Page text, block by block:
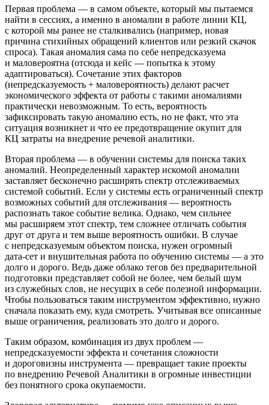
Первая проблема — в самом объекте, который мы пытаемся
найти в сессиях, а именно в аномалии в работе линии КЦ,
с которой мы ранее не сталкивались (например, новая
причина стихийных обращений клиентов или резкий скачок
спроса). Такая аномалия сама по себе непредсказуема
и маловероятна (отсюда и кейс — попытка к этому
адаптироваться). Сочетание этих факторов
(непредсказуемость + маловероятность) делают расчет
экономического эффекта от работы с такими аномалиями
практически невозможным. То есть, вероятность
зафиксировать такую аномалию есть, но не факт, что эта
ситуация возникнет и что ее предотвращение окупит для
КЦ затраты на внедрение речевой аналитики.
Вторая проблема — в обучении системы для поиска таких
аномалий. Неопределенный характер искомой аномалии
заставляет бесконечно расширять спектр отслеживаемых
системой событий. Если у системы есть ограниченный спектр
возможных событий для отслеживания — вероятность
распознать такое событие велика. Однако, чем сильнее
мы расширяем этот спектр, тем сложнее отличать события
друг от друга и тем выше вероятность ошибки. В случае
с непредсказуемым объектом поиска, нужен огромный
дата-сет и внушительная работа по обучению системы — а это
долго и дорого. Ведь даже облако тегов без предварительной
подготовки представляет собой не более, чем белый шум
из служебных слов, не несущих в себе полезной информации.
Чтобы пользоваться таким инструментом эффективно, нужно
сначала показать ему, куда смотреть. Учитывая все описанные
выше ограничения, реализовать это долго и дорого.
Таким образом, комбинация из двух проблем —
непредсказуемости эффекта и сочетания сложности
и дороговизны инструмента — превращает такие проекты
по внедрению Речевой Аналитики в огромные инвестиции
без понятного срока окупаемости.